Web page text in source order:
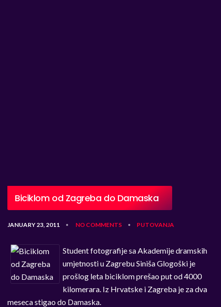
Biciklom od Zagreba do Damaska
JANUARY 23, 2011 • NO COMMENTS • PUTOVANJA
Student fotografije sa Akademije dramskih
umjetnosti u Zagrebu Siniša Glogoški je
prošlog leta biciklom prešao put od 4000
kilomerara. Iz Hrvatske i Zagreba je za dva
meseca stigao do Damaska.